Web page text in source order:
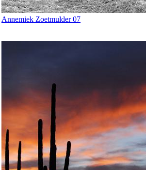
Annemiek Zoetmulder 07